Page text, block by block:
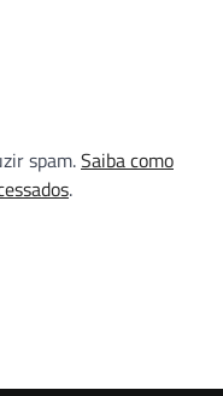
spam.Saiba como
.